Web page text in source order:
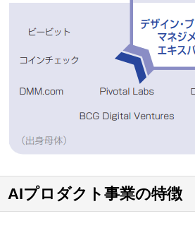
AIプロダクト事業の特徴